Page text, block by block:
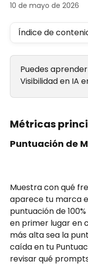
10 de mayo de 2026
Índice de
Puedes
Visibilidad en IA
Métricas
Puntuación de
Muestra con qué
aparece tu marca
puntuación de
en primer lugar en
más alta sea la
caída en tu
revisar qué